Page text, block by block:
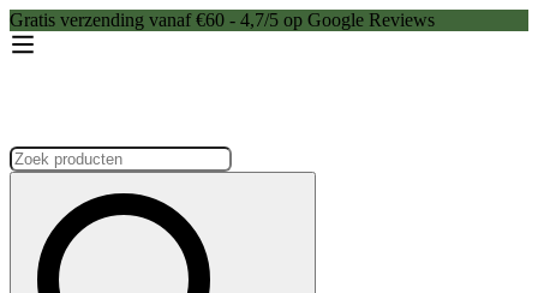
Gratis verzending vanaf €60 - 4,7/5 op Google Reviews
Zoeken: